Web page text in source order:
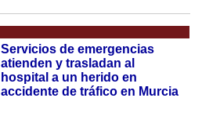
Servicios de emergencias
atienden y trasladan al
hospital a un herido en
accidente de tráfico en Murcia